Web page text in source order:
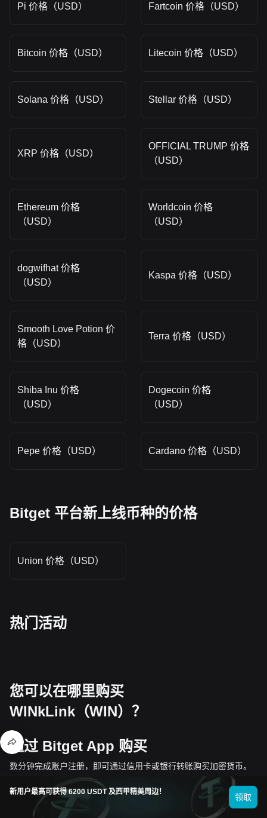
Pi 价格（USD） Fartcoin 价格（USD）
Bitcoin 价格（USD） Litecoin 价格（USD）
Solana 价格（USD） Stellar 价格（USD）
XRP 价格（USD）
OFFICIAL TRUMP 价格
（USD）
Ethereum 价格
（USD）
Worldcoin 价格
（USD）
dogwifhat 价格
（USD）
Kaspa 价格（USD）
Smooth Love Potion 价
格（USD）
Terra 价格（USD）
Shiba Inu 价格
（USD）
Dogecoin 价格
（USD）
Pepe 价格（USD） Cardano 价格（USD）
Bitget 平台新上线币种的价格
Union 价格（USD）
热门活动
您可以在哪里购买
WINkLink（WIN）？
通过 Bitget App 购买
数分钟完成账户注册，即可通过信用卡或银行转账购买加密货币。
新用户最高可获得 6200 USDT 及西甲精美周边！
领取